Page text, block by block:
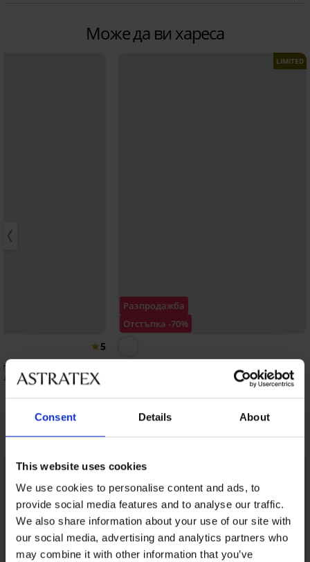
Consent Details About
This website uses cookies
We use cookies to personalise content and ads, to
provide social media features and to analyse our traffic.
We also share information about your use of our site with
our social media, advertising and analytics partners who
may combine it with other information that you’ve
Може да ви хареса
5
Superlight
€
Разпродажба
Отстъпка -70%
LIMITED
Горнище на танкини Francoise
Открийте подобни артикули